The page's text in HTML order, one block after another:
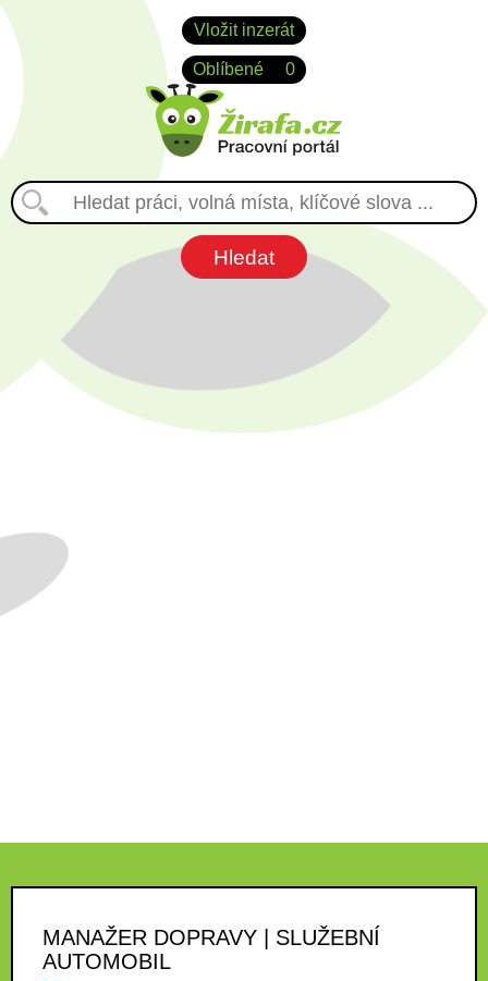
Vložit inzerát
Oblíbené 0
MANAŽER DOPRAVY | SLUŽEBNÍ
AUTOMOBIL